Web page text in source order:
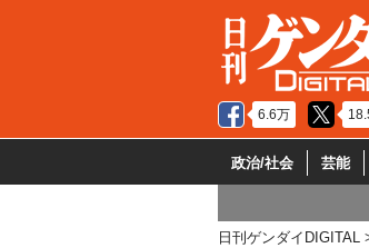
6.6万
政治/社会 芸能
日刊ゲンダイDIGITAL